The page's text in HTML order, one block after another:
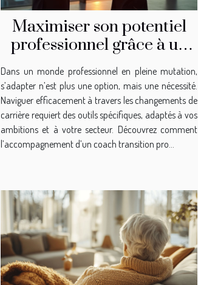
Maximiser son potentiel
professionnel grâce à un
coach transition pro
Dans un monde professionnel en pleine mutation,
s’adapter n’est plus une option, mais une nécessité.
Naviguer efficacement à travers les changements de
carrière requiert des outils spécifiques, adaptés à vos
ambitions et à votre secteur. Découvrez comment
l’accompagnement d’un coach transition pro...